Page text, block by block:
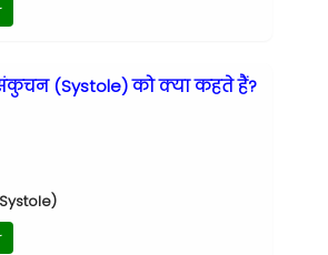
(Systole) को क्या कहते हैं?